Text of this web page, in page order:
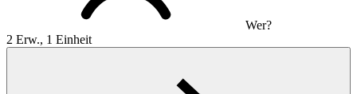
Wer?
2 Erw., 1 Einheit